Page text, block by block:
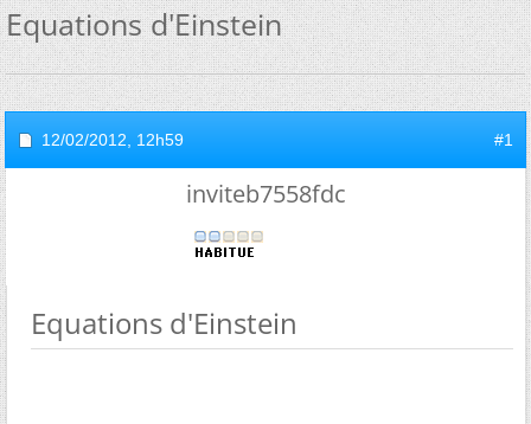
Equations d'Einstein
12/02/2012, 12h59 #1
inviteb7558fdc
Equations d'Einstein